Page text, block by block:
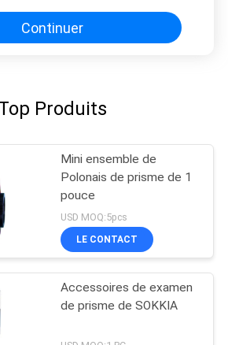
Continuer
Produits
Mini ensemble de
Polonais de prisme de 1
pouce
USD MOQ:5pcs
LE CONTACT
Accessoires de examen
de prisme de SOKKIA